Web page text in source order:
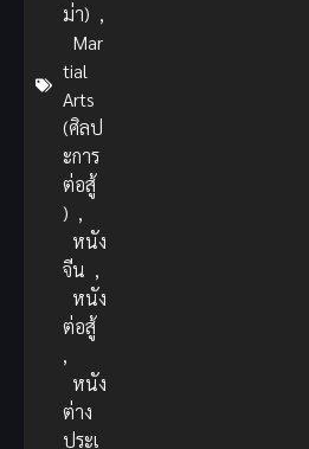
ม่า) ,
Mar
tial
Arts
(ศิลป
ะการ
ต่อสู้
) ,
หนัง
จีน ,
หนัง
ต่อสู้
,
หนัง
ต่าง
ประเ